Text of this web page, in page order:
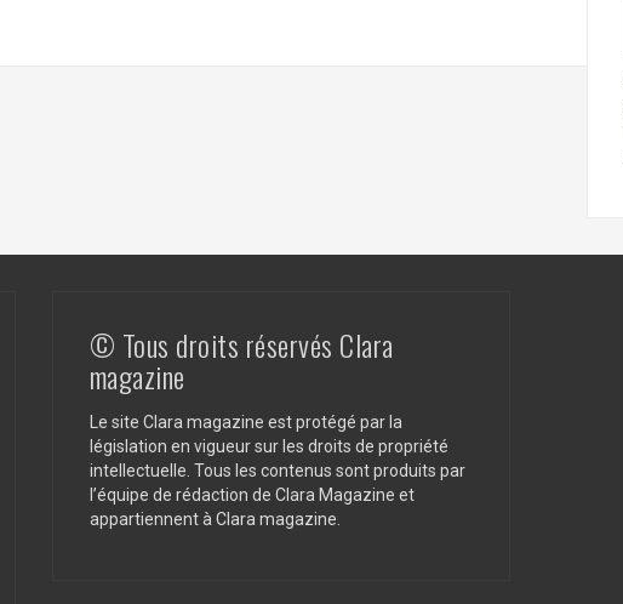
© Tous droits réservés Clara
magazine
Le site Clara magazine est protégé par la
législation en vigueur sur les droits de propriété
intellectuelle. Tous les contenus sont produits par
l’équipe de rédaction de Clara Magazine et
appartiennent à Clara magazine.